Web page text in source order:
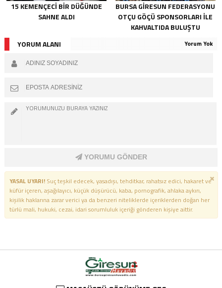
15 KEMENÇECI BIR DÜĞÜNDE
SAHNE ALDI
BURSA GIRESUN FEDERASYONU
OTÇU GÖÇÜ SPONSORLARI İLE
KAHVALTIDA BULUŞTU
YORUM ALANI
Yorum Yok
YORUMU GÖNDER
YASAL UYARI!Suç teşkil edecek, yasadışı, tehditkar, rahatsız edici, hakaret ve
küfür içeren, aşağılayıcı, küçük düşürücü, kaba, pornografik, ahlaka aykırı,
kişilik haklarına zarar verici ya da benzeri niteliklerde içeriklerden doğan her
türlü mali, hukuki, cezai, idari sorumluluk içeriği gönderen kişiye aittir.